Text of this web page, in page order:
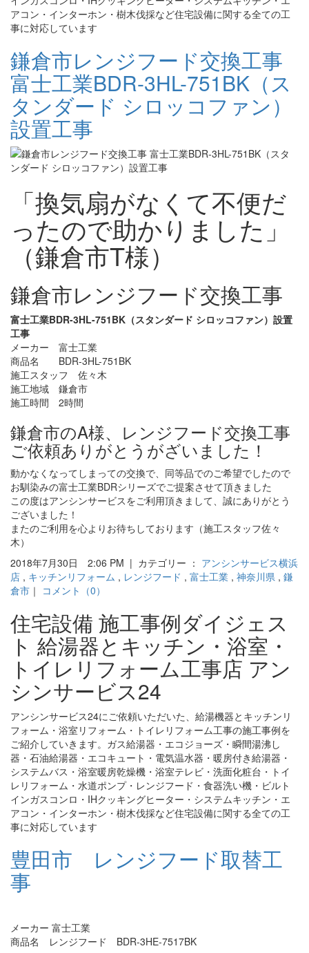
アコン・インターホン・樹木伐採など住宅設備に関する全ての工
事に対応しています
鎌倉市レンジフード交換工事
富士工業BDR-3HL-751BK（ス
タンダード シロッコファン）
設置工事
「換気扇がなくて不便だ
ったので助かりました」
（鎌倉市T様）
鎌倉市レンジフード交換工事
富士工業BDR-3HL-751BK（スタンダード シロッコファン）設置
工事
メーカー 富士工業
商品名 BDR-3HL-751BK
施工スタッフ 佐々木
施工地域 鎌倉市
施工時間 2時間
鎌倉市のA様、レンジフード交換工事
ご依頼ありがとうがざいました！
動かなくなってしまっての交換で、同等品でのご希望でしたので
お馴染みの富士工業BDRシリーズでご提案させて頂きました
この度はアンシンサービスをご利用頂きまして、誠にありがとう
ございました！
またのご利用を心よりお待ちしております（施工スタッフ佐々
木）
2018年7月30日 2:06 PM | カテゴリー ： アンシンサービス横浜
店 , キッチンリフォーム , レンジフード , 富士工業 , 神奈川県 , 鎌
倉市 ｜ コメント（0）
住宅設備 施工事例ダイジェス
ト 給湯器とキッチン・浴室・
トイレリフォーム工事店 アン
シンサービス24
アンシンサービス24にご依頼いただいた、給湯機器とキッチンリ
フォーム・浴室リフォーム・トイレリフォーム工事の施工事例を
ご紹介していきます。ガス給湯器・エコジョーズ・瞬間湯沸し
器・石油給湯器・エコキュート・電気温水器・暖房付き給湯器・
システムバス・浴室暖房乾燥機・浴室テレビ・洗面化粧台・トイ
レリフォーム・水道ポンプ・レンジフード・食器洗い機・ビルト
インガスコンロ・IHクッキングヒーター・システムキッチン・エ
アコン・インターホン・樹木伐採など住宅設備に関する全ての工
事に対応しています
豊田市 レンジフード取替工
事
メーカー 富士工業
商品名 レンジフード BDR-3HE-7517BK